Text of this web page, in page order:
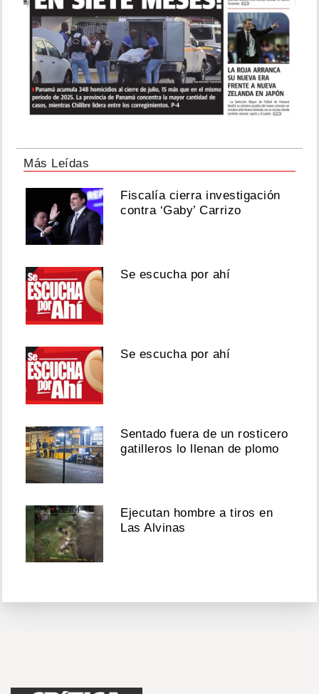
Más Leídas
Fiscalía cierra investigación
contra ‘Gaby’ Carrizo
Se escucha por ahí
Se escucha por ahí
Sentado fuera de un rosticero
gatilleros lo llenan de plomo
Ejecutan hombre a tiros en
Las Alvinas